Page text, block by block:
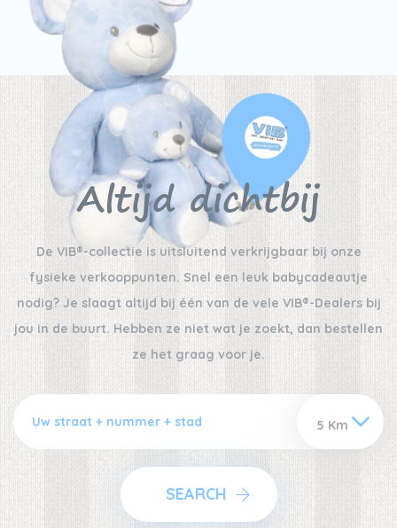
Altijd dichtbij
De VIB®-collectie is uitsluitend verkrijgbaar bij onze
fysieke verkooppunten. Snel een leuk babycadeautje
nodig? Je slaagt altijd bij één van de vele VIB®-Dealers bij
jou in de buurt. Hebben ze niet wat je zoekt, dan bestellen
ze het graag voor je.
SEARCH